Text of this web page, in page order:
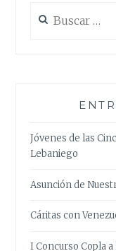
Jóvenes de las
Lebaniego
Asunción de
Cáritas con
I Concurso Copla